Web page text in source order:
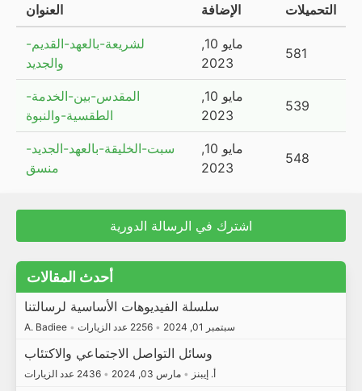
العنوان
الإضافة
التحميلات
لشريعة-بالعهد-القديم-
والجديد
مايو 10,
2023
581
المقدس-بين-الخدمة-
الطقسية-والنبوة
مايو 10,
2023
539
سبت-الخليقة-بالعهد-الجديد-
منسق
مايو 10,
2023
548
اشترك في الرسالة الدورية
أحدث المقالات
سلسلة الفيديوهات الأساسية لرسالتنا
A. Badiee • سبتمبر 01, 2024 • 2256 عدد الزيارات
وسائل التواصل الاجتماعي والاكتئاب
أ. إيبنز • مارس 03, 2024 • 2436 عدد الزيارات